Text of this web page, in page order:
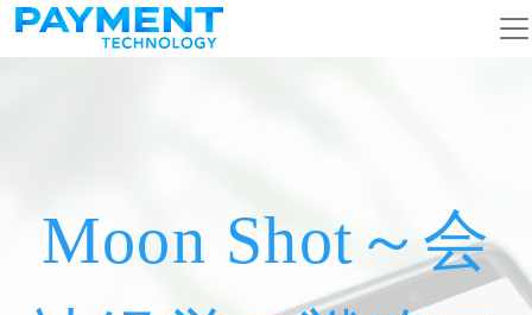
コンテンツへスキップ
メインナビゲーション
Moon Shot～会